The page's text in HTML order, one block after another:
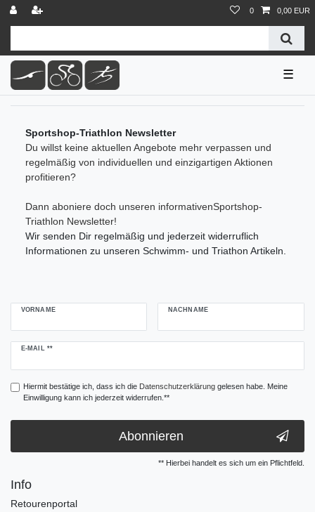
0 0,00 EUR
☰
Sportshop-Triathlon Newsletter
Du willst keine aktuellen Angebote mehr verpassen und
regelmäßig von individuellen und einzigartigen Aktionen
profitieren?
Dann aboniere doch unseren informativenSportshop-
Triathlon Newsletter!
Wir senden Dir regelmäßig und jederzeit widerruflich
Informationen zu unseren Schwimm- und Triathon Artikeln.
VORNAME NACHNAME
E-MAIL **
Newsletter
Hiermit bestätige ich, dass ich die Daten­schutz­erklärunggelesen habe. Meine
Einwilligung kann ich jederzeit widerrufen.**
Abonnieren
** Hierbei handelt es sich um ein Pflichtfeld.
Info
Retourenportal